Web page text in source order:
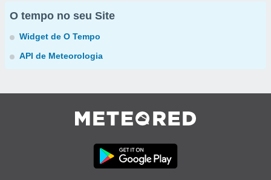
O tempo no seu Site
Widget de O Tempo
API de Meteorologia